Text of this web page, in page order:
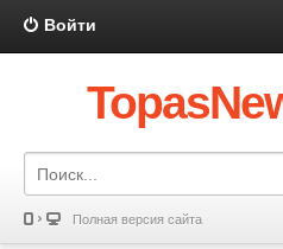
Войти
Полная версия сайта